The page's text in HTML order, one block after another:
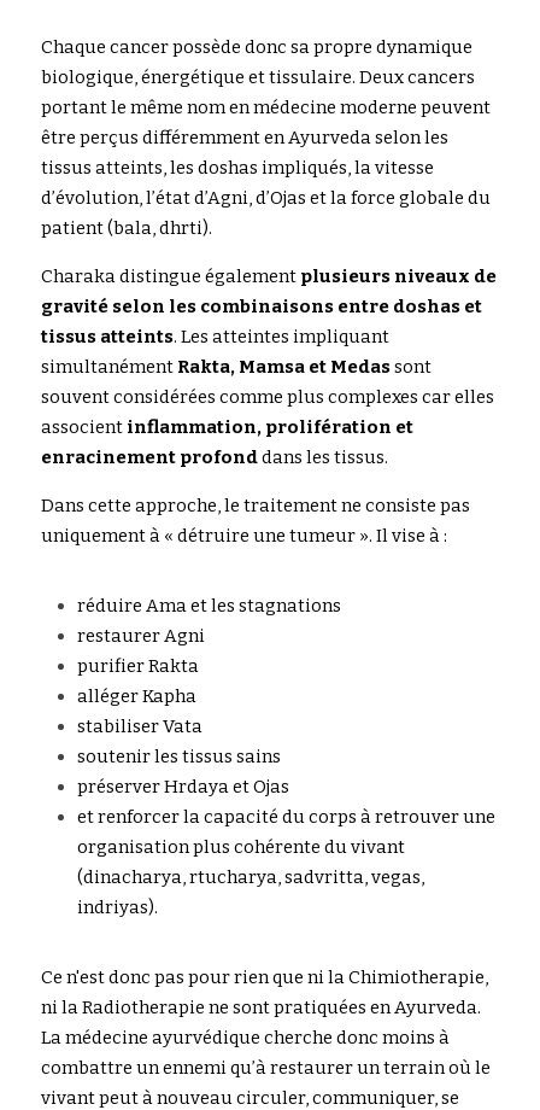
Chaque cancer possède donc sa propre dynamique
biologique, énergétique et tissulaire. Deux cancers
portant le même nom en médecine moderne peuvent
être perçus différemment en Ayurveda selon les
tissus atteints, les doshas impliqués, la vitesse
d’évolution, l’état d’Agni, d’Ojas et la force globale du
patient (bala, dhrti).
Charaka distingue également plusieurs niveaux de
gravité selon les combinaisons entre doshas et
tissus atteints. Les atteintes impliquant
simultanément Rakta, Mamsa et Medas sont
souvent considérées comme plus complexes car elles
associent inflammation, prolifération et
enracinement profond dans les tissus.
Dans cette approche, le traitement ne consiste pas
uniquement à « détruire une tumeur ». Il vise à :
réduire Ama et les stagnations
restaurer Agni
purifier Rakta
alléger Kapha
stabiliser Vata
soutenir les tissus sains
préserver Hrdaya et Ojas
et renforcer la capacité du corps à retrouver une
organisation plus cohérente du vivant
(dinacharya, rtucharya, sadvritta, vegas,
indriyas).
Ce n'est donc pas pour rien que ni la Chimiotherapie,
ni la Radiotherapie ne sont pratiquées en Ayurveda.
La médecine ayurvédique cherche donc moins à
combattre un ennemi qu’à restaurer un terrain où le
vivant peut à nouveau circuler, communiquer, se